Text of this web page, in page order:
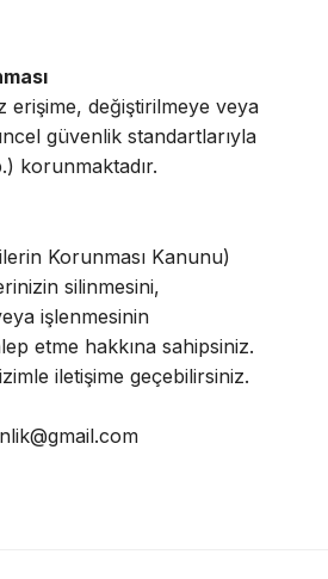
erişime, değiştirilmeye veya
güvenlik standartlarıyla
korunmaktadır.
Korunması Kanunu)
silinmesini,
işlenmesinin
etme hakkına sahipsiniz.
iletişime geçebilirsiniz.